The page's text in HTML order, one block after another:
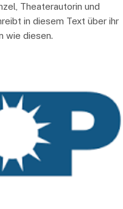
Theaterautorin und
in diesem Text über ihr
wie diesen.